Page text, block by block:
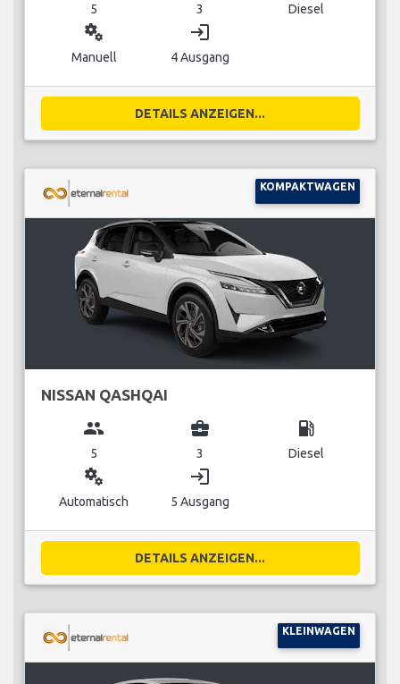
5 3 Diesel
miscellaneous_services
Manuell
login
4 Ausgang
DETAILS ANZEIGEN...
KOMPAKTWAGEN
NISSAN QASHQAI
group
5
business_center
3
local_gas_station
Diesel
miscellaneous_services
Automatisch
login
5 Ausgang
DETAILS ANZEIGEN...
KLEINWAGEN